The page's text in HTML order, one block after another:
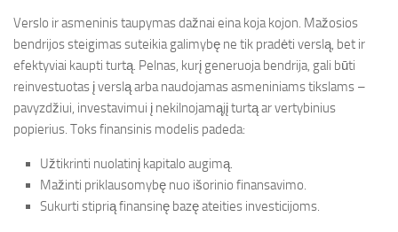
Verslo ir asmeninis taupymas dažnai eina koja kojon. Mažosios
bendrijos steigimas suteikia galimybę ne tik pradėti verslą, bet ir
efektyviai kaupti turtą. Pelnas, kurį generuoja bendrija, gali būti
reinvestuotas į verslą arba naudojamas asmeniniams tikslams –
pavyzdžiui, investavimui į nekilnojamąjį turtą ar vertybinius
popierius. Toks finansinis modelis padeda:
Užtikrinti nuolatinį kapitalo augimą.
Mažinti priklausomybę nuo išorinio finansavimo.
Sukurti stiprią finansinę bazę ateities investicijoms.